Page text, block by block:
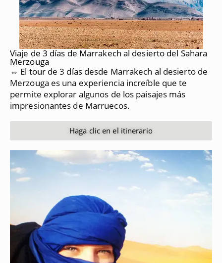
Viaje de 3 días de Marrakech al desierto del Sahara
Merzouga
⇔ El tour de 3 días desde Marrakech al desierto de
Merzouga es una experiencia increíble que te
permite explorar algunos de los paisajes más
impresionantes de Marruecos.
Haga clic en el itinerario